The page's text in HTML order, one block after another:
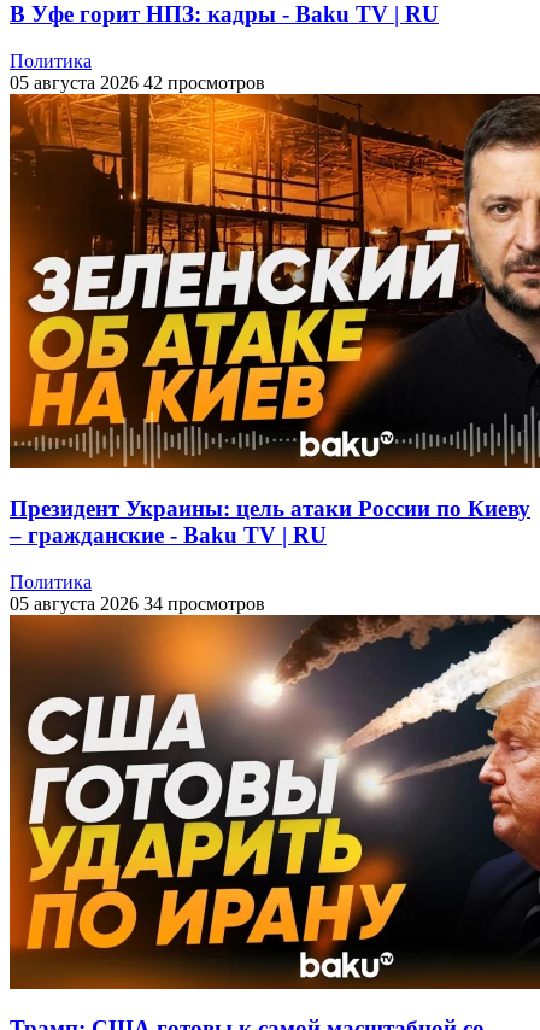
В Уфе горит НПЗ: кадры - Baku TV | RU
Политика
05 августа 2026 42 просмотров
Президент Украины: цель атаки России по Киеву
– гражданские - Baku TV | RU
Политика
05 августа 2026 34 просмотров